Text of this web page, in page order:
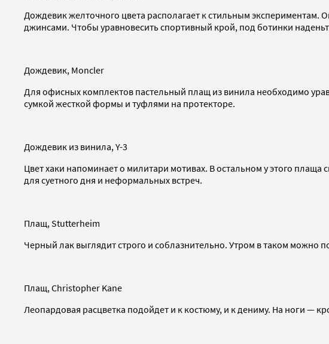
Дождевик желточного цвета располагает к стильным
джинсами. Чтобы уравновесить спортивный крой, под ботинки
Дождевик, Moncler
Для офисных комплектов пастельный плащ из винила необходимо
сумкой жесткой формы и туфлями на протекторе.
Дождевик из винила, Y-3
Цвет хаки напоминает о милитари мотивах. В остальном у этого
для суетного дня и неформальных встреч.
Плащ, Stutterheim
Черный лак выглядит строго и соблазнительно. Утром в таком можно
Плащ, Christopher Kane
Леопардовая расцветка подойдет и к костюму, и к дениму. На ноги —